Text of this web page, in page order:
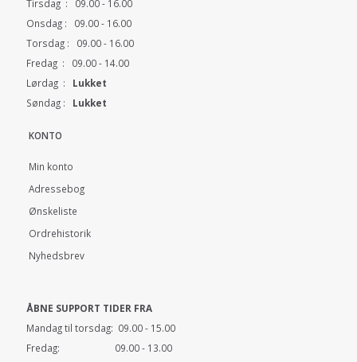
Tirsdag : 09.00 - 16.00
Onsdag : 09.00 - 16.00
Torsdag : 09.00 - 16.00
Fredag : 09.00 - 14.00
Lørdag : Lukket
Søndag : Lukket
KONTO
Min konto
Adressebog
Ønskeliste
Ordrehistorik
Nyhedsbrev
ÅBNE SUPPORT TIDER FRA
Mandag til torsdag: 09.00 - 15.00
Fredag: 09.00 - 13.00